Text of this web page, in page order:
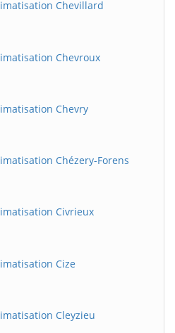
Chevillard
Chevroux
Chevry
Chézery-Forens
Civrieux
Cize
Cleyzieu